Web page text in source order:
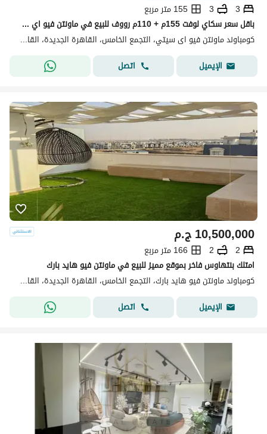
3
3
155 متر مربع
باقل سعر سكاي لوفت 155م + 110م رووف للبيع في ماونتن فيو اي سيتي القاهرة الجديدة Mountain View ICity New Cairo
كومباوند ماونتن فيو اى سيتي، التجمع الخامس، القاهرة الجديدة، القاهرة
الإيميل
اتصل
ج.م10,500,000
2
2
166 متر مربع
امتلك بنتهاوس فاخر بموقع مميز للبيع في ماونتن فيو هايد بارك
كومباوند ماونتن فيو هايد بارك، التجمع الخامس، القاهرة الجديدة، القاهرة
الإيميل
اتصل